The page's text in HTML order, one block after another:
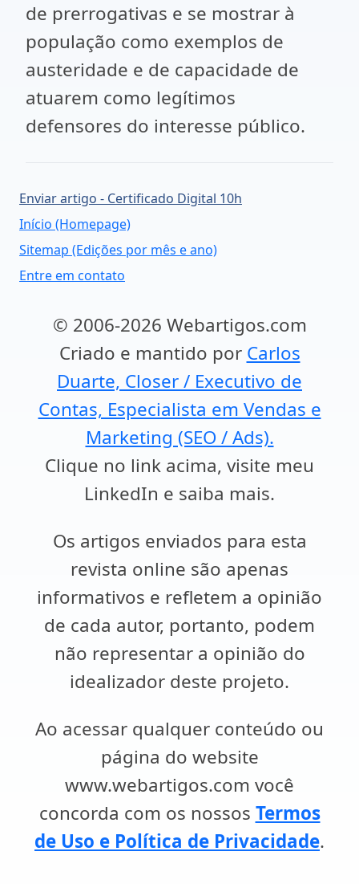
de prerrogativas e se mostrar à
população como exemplos de
austeridade e de capacidade de
atuarem como legítimos
defensores do interesse público.
Enviar artigo - Certificado Digital 10h
Início (Homepage)
Sitemap (Edições por mês e ano)
Entre em contato
© 2006-2026 Webartigos.com
Criado e mantido por Carlos
Duarte, Closer / Executivo de
Contas, Especialista em Vendas e
Marketing (SEO / Ads).
Clique no link acima, visite meu
LinkedIn e saiba mais.
Os artigos enviados para esta
revista online são apenas
informativos e refletem a opinião
de cada autor, portanto, podem
não representar a opinião do
idealizador deste projeto.
Ao acessar qualquer conteúdo ou
página do website
www.webartigos.com você
concorda com os nossos Termos
de Uso e Política de Privacidade.